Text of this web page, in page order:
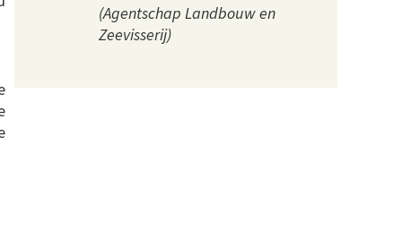
(Agentschap Landbouw en
Zeevisserij)